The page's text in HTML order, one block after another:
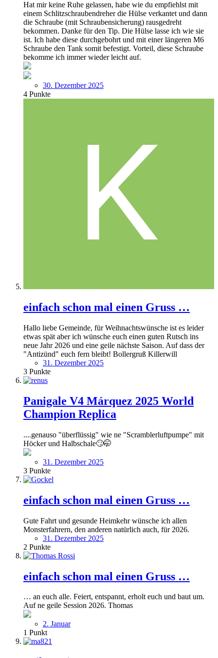
Hat mir keine Ruhe gelassen, habe wie du empfiehlst mit
einem Schlitzschraubendreher die Hülse verkantet und dann
die Schraube (mit Schraubensicherung) rausgedreht
bekommen. Danke für den Tip. Die Hülse lasse ich wie sie
ist. Ich habe diese durchgebohrt und mit einer längeren M6
Schraube den Tank somit befestigt. Vorteil, diese Schraube
bekomme ich immer wieder leicht auf.
30. Dezember 2025
4 Punkte
einfach schon mal einen Gruss …
Hallo liebe Gemeinde, für Weihnachtswünsche ist es leider
etwas spät aber ich wünsche euch einen guten Rutsch ins
neue Jahr 2026 und eine geile nächste Saison. Auf dass der
"Antizünd" euch fern bleibt! Bollergruß Killerwill
31. Dezember 2025
3 Punkte
Panigale V4 Márquez 2025 World
Champion Replica
....genauso "überflüssig" wie ne "Scramblerluftpumpe" mit
Höcker und Halbschale🙄🤭
31. Dezember 2025
3 Punkte
einfach schon mal einen Gruss …
Gute Fahrt und gesunde Heimkehr wünsche ich allen
Monsterfahrern, den anderen natürlich auch, für 2026.
31. Dezember 2025
2 Punkte
einfach schon mal einen Gruss …
… an euch alle. Feiert, entspannt, erholt euch und baut um.
Auf ne geile Session 2026. Thomas
2. Januar
1 Punkt